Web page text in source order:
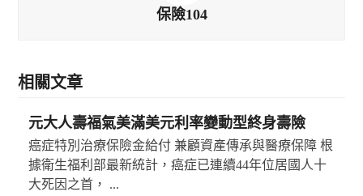
保險104
相關文章
元大人壽福氣美滿美元利率變動型終身壽險
癌症特別治療保險金給付 兼顧資產傳承與醫療保障 根
據衛生福利部最新統計，癌症已連續44年位居國人十
大死因之首， ...